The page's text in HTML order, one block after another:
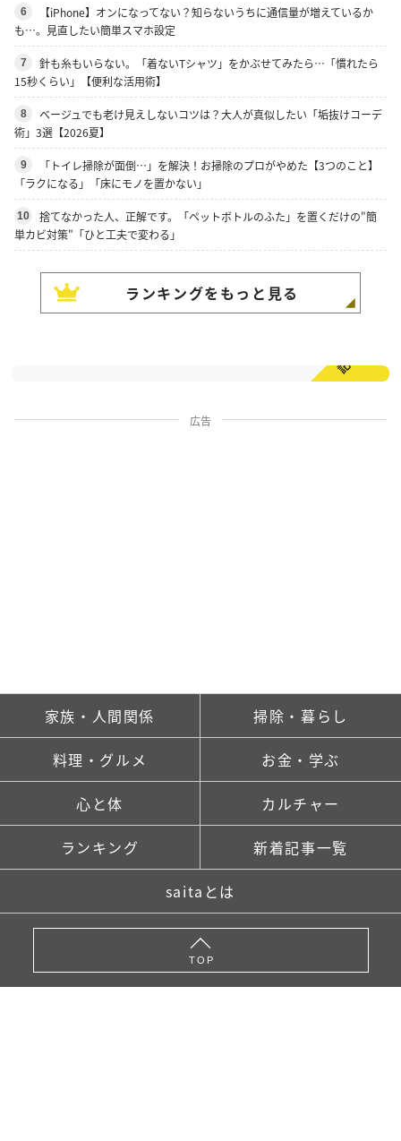
6
【iPhone】オンになってない？知らないうちに通信量が増えているか
も…。見直したい簡単スマホ設定
7
針も糸もいらない。「着ないTシャツ」をかぶせてみたら…「慣れたら
15秒くらい」【便利な活用術】
8
ベージュでも老け見えしないコツは？大人が真似したい「垢抜けコーデ
術」3選【2026夏】
9
「トイレ掃除が面倒…」を解決！お掃除のプロがやめた【3つのこと】
「ラクになる」「床にモノを置かない」
10
捨てなかった人、正解です。「ペットボトルのふた」を置くだけの"簡
単カビ対策"「ひと工夫で変わる」
ランキングをもっと見る
解説
2026.08.09
広告